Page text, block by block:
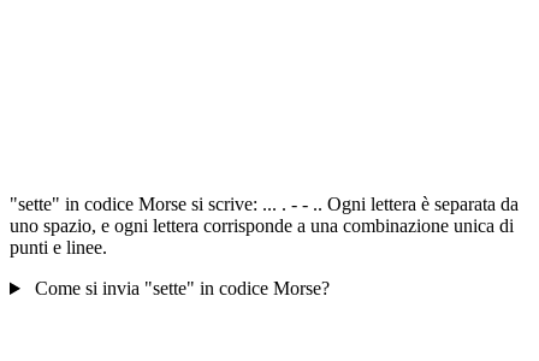
"sette" in codice Morse si scrive: ... . - - .. Ogni lettera è separata da
uno spazio, e ogni lettera corrisponde a una combinazione unica di
punti e linee.
Come si invia "sette" in codice Morse?